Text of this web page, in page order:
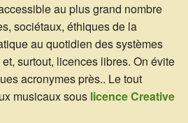
au plus grand nombre
sociétaux, éthiques de la
au quotidien des systèmes
surtout, licences libres. On évite
acronymes près.. Le tout
musicaux sous licence Creative